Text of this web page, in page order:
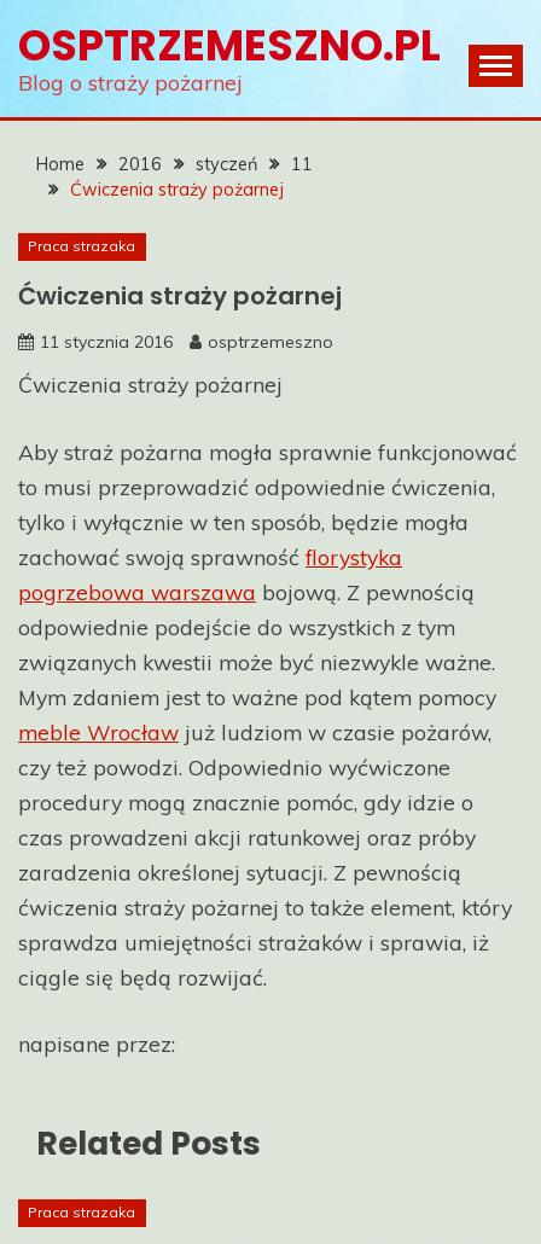
content
OSPTRZEMESZNO.PL
Blog o straży pożarnej
Home 2016 styczeń
11
Ćwiczenia straży pożarnej
Praca strazaka
Ćwiczenia straży pożarnej
11 stycznia 2016 osptrzemeszno
Ćwiczenia straży pożarnej
Aby straż pożarna mogła sprawnie funkcjonować
to musi przeprowadzić odpowiednie ćwiczenia,
tylko i wyłącznie w ten sposób, będzie mogła
zachować swoją sprawność florystyka
pogrzebowa warszawa bojową. Z pewnością
odpowiednie podejście do wszystkich z tym
związanych kwestii może być niezwykle ważne.
Mym zdaniem jest to ważne pod kątem pomocy
meble Wrocław już ludziom w czasie pożarów,
czy też powodzi. Odpowiednio wyćwiczone
procedury mogą znacznie pomóc, gdy idzie o
czas prowadzeni akcji ratunkowej oraz próby
zaradzenia określonej sytuacji. Z pewnością
ćwiczenia straży pożarnej to także element, który
sprawdza umiejętności strażaków i sprawia, iż
ciągle się będą rozwijać.
napisane przez:
Related Posts
Praca strazaka